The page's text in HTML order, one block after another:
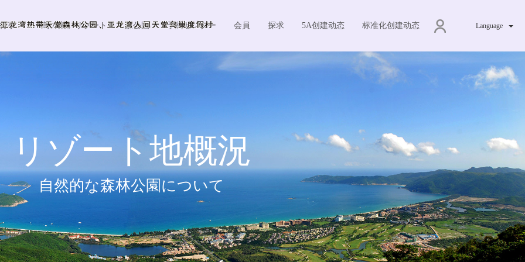
事 「鳥の巣」リゾート 森公園 予約センター 会員 探求 5A创建动态 标准化创建动态 Language
リゾート地概況
自然的な森林公園について